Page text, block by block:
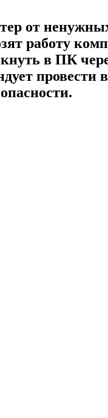
от
работу
в ПК